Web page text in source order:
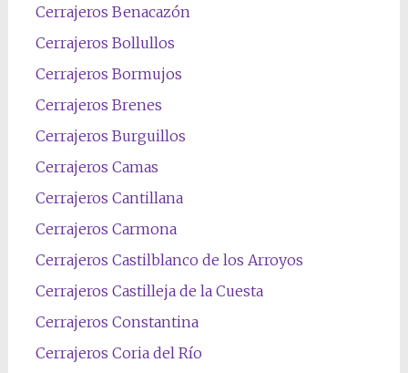
Cerrajeros Benacazón
Cerrajeros Bollullos
Cerrajeros Bormujos
Cerrajeros Brenes
Cerrajeros Burguillos
Cerrajeros Camas
Cerrajeros Cantillana
Cerrajeros Carmona
Cerrajeros Castilblanco de los Arroyos
Cerrajeros Castilleja de la Cuesta
Cerrajeros Constantina
Cerrajeros Coria del Río